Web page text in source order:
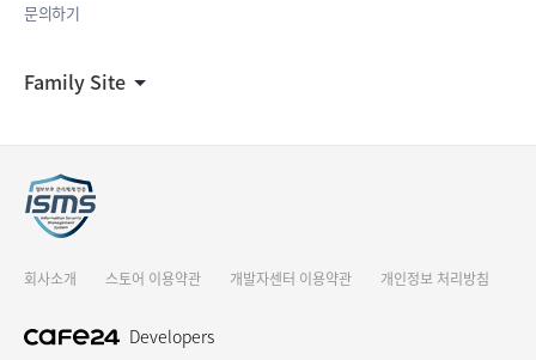
Developers
Family Site
문의하기
회사소개 스토어 이용약관 개발자센터 이용약관 개인정보 처리방침